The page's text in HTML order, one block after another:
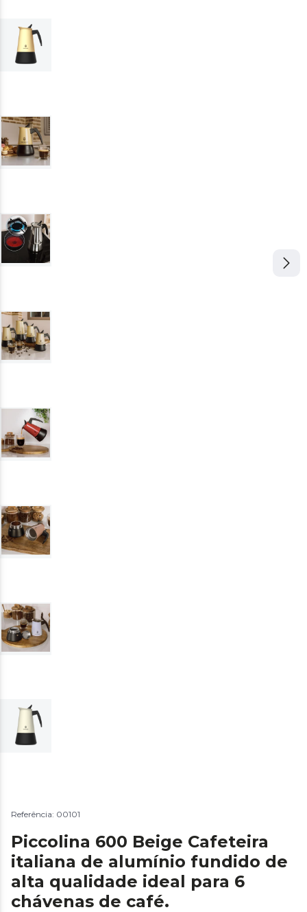
Referência: 00101
Piccolina 600 Beige Cafeteira
italiana de alumínio fundido de
alta qualidade ideal para 6
chávenas de café.